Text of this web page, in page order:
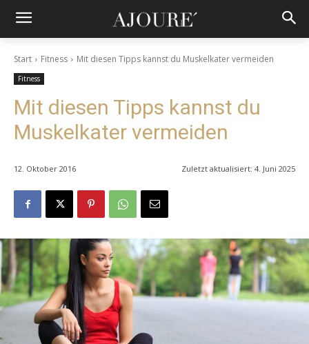
Start Fitness Mit diesen Tipps kannst du Muskelkater vermeiden
Fitness
Mit diesen Tipps kannst du
Muskelkater vermeiden
12. Oktober 2016 Zuletzt aktualisiert: 4. Juni 2025